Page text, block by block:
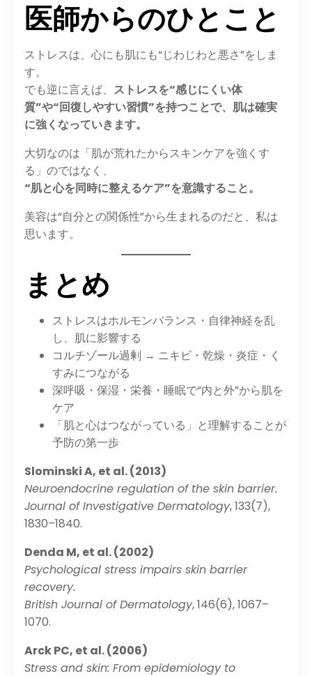
医師からのひとこと
ストレスは、心にも肌にも“じわじわと悪さ”をしま
す。
でも逆に言えば、 ストレスを“感じにくい体
質”や“回復しやすい習慣”を持つことで、肌は確実
に強くなっていきます。
大切なのは「肌が荒れたからスキンケアを強くす
る」のではなく、
“肌と心を同時に整えるケア”を意識すること。
美容は“自分との関係性”から生まれるのだと、私は
思います。
まとめ
ストレスはホルモンバランス・自律神経を乱
し、肌に影響する
コルチゾール過剰 → ニキビ・乾燥・炎症・く
すみにつながる
深呼吸・保湿・栄養・睡眠で“内と外”から肌を
ケア
「肌と心はつながっている」と理解することが
予防の第一歩
Slominski A, et al. (2013)
Neuroendocrine regulation of the skin barrier.
Journal of Investigative Dermatology, 133(7),
1830–1840.
Denda M, et al. (2002)
Psychological stress impairs skin barrier
recovery.
British Journal of Dermatology, 146(6), 1067–
1070.
Arck PC, et al. (2006)
Stress and skin: From epidemiology to